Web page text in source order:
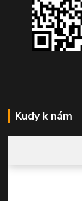
Kudy k nám